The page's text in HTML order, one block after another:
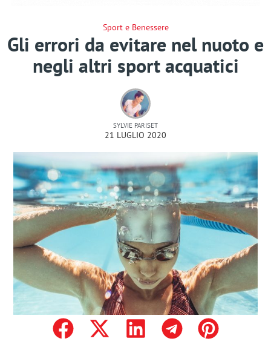
Sport e Benessere
Gli errori da evitare nel nuoto e
negli altri sport acquatici
SYLVIE PARISET
21 LUGLIO 2020